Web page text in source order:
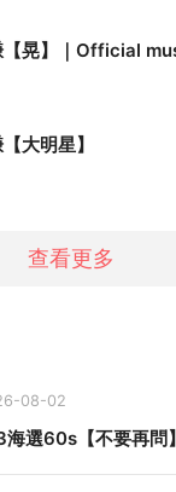
大明星】
查看更多
08-02
選60s【不要再問】